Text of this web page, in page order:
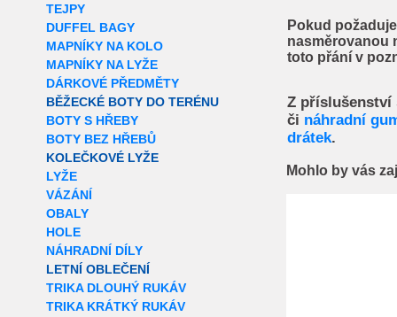
TEJPY
DUFFEL BAGY
MAPNÍKY NA KOLO
MAPNÍKY NA LYŽE
DÁRKOVÉ PŘEDMĚTY
BĚŽECKÉ BOTY DO TERÉNU
BOTY S HŘEBY
BOTY BEZ HŘEBŮ
KOLEČKOVÉ LYŽE
LYŽE
VÁZÁNÍ
OBALY
HOLE
NÁHRADNÍ DÍLY
LETNÍ OBLEČENÍ
TRIKA DLOUHÝ RUKÁV
TRIKA KRÁTKÝ RUKÁV
Pokud
nasměrovanou
toto přání v
Z příslušenství
či náhradní
drátek.
Mohlo by vás